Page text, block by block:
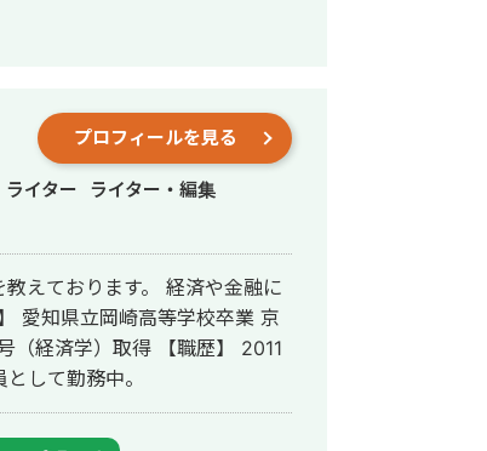
プロフィールを見る
ライター ライター・編集
えております。 経済や金融に
取得 【職歴】 2011
して勤務中。